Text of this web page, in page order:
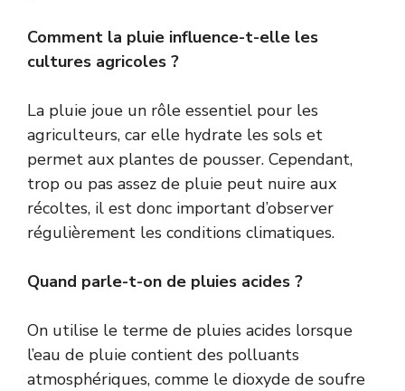
Comment la pluie influence-t-elle les
cultures agricoles ?
La pluie joue un rôle essentiel pour les
agriculteurs, car elle hydrate les sols et
permet aux plantes de pousser. Cependant,
trop ou pas assez de pluie peut nuire aux
récoltes, il est donc important d’observer
régulièrement les conditions climatiques.
Quand parle-t-on de pluies acides ?
On utilise le terme de pluies acides lorsque
l’eau de pluie contient des polluants
atmosphériques, comme le dioxyde de soufre